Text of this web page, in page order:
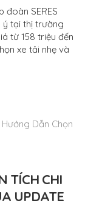
đoàn SERES
ý tại thị trường
từ 158 triệu đến
xe tải nhẹ và
TÍCH CHI
UPDATE